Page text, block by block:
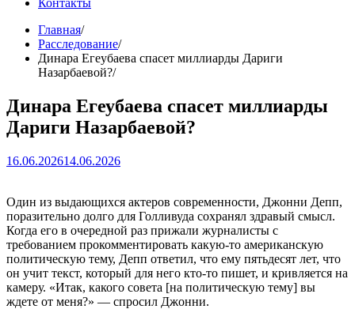
Контакты
Главная
Расследование
Динара Егеубаева спасет миллиарды Дариги
Назарбаевой?
Динара Егеубаева спасет миллиарды
Дариги Назарбаевой?
16.06.202614.06.2026
Один из выдающихся актеров современности, Джонни Депп,
поразительно долго для Голливуда сохранял здравый смысл.
Когда его в очередной раз прижали журналисты с
требованием прокомментировать какую-то американскую
политическую тему, Депп ответил, что ему пятьдесят лет, что
он учит текст, который для него кто-то пишет, и кривляется на
камеру. «Итак, какого совета [на политическую тему] вы
ждете от меня?» — спросил Джонни.